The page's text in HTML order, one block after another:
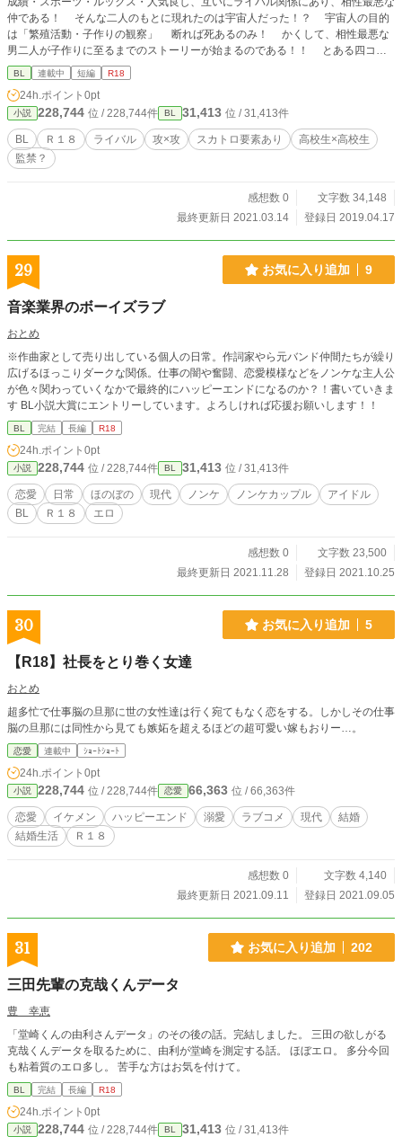
仲である！ そんな二人のもとに現れたのは宇宙人だった！？ 宇宙人の目的
は「繁殖活動・子作りの観察」 断れば死あるのみ！ かくして、相性最悪な
男二人が子作りに至るまでのストーリーが始まるのである！！ とある四コマ
漫画であったネタを小説にしたくなりました。 ＣＶのイメージですが 桜大
地：高橋広● 香納英人：石●彰 ナレーション：かぐ●様の人 この作品は筆者
好みのおかずにしあげており、変態性と勢いが高めです。 20.07.27 申し訳な
い、超久々に新作投稿しました。 20.07.28 午前10時頃にエロいの投稿します。
21.03.15 タイトル変更しました。 0:00ちょうどに新作を投稿します。 男
の子が女の子の下着になってしまう展開をBLにもってきたらどうなるかやりた
くなりました。 スカ要素こみなので注意です。 そして、いつ頃二人には子
5 もはや、読者に愛想をつかされているだろう時期に更新。わんこの挿絵をつ
けただけです。 最近お絵描きにはまっているので、もしかしたらこの作品あ
BL 連載中 短編 R18
24h.ポイント 0pt
小説 228,744 位 / 228,744件 BL 31,413 位 / 31,413件
BL Ｒ１８ ライバル 攻×攻 スカトロ要素あり
高校生×高校生
監禁？
感想数 0
文字数 34,148
最終更新日 2021.03.14
登録日 2019.04.17
29 お気に入り追加 9
音楽業界のボーイズラブ
おとめ
※作曲家として売り出している個人の日常。作詞家やら元バンド仲間たちが繰り
広げるほっこりダークな関係。仕事の闇や奮闘、恋愛模様などをノンケな主人公
が色々関わっていくなかで最終的にハッピーエンドになるのか？！書いていきま
す BL小説大賞にエントリーしています。よろしければ応援お願いします！！
BL 完結 長編 R18
24h.ポイント 0pt
小説 228,744 位 / 228,744件 BL 31,413 位 / 31,413件
恋愛 日常 ほのぼの 現代 ノンケ ノンケカップル
アイドル
BL
Ｒ１８ エロ
感想数 0
文字数 23,500
最終更新日 2021.11.28
登録日 2021.10.25
30 お気に入り追加 5
【R18】社長をとり巻く女達
おとめ
超多忙で仕事脳の旦那に世の女性達は行く宛てもなく恋をする。しかしその仕事
脳の旦那には同性から見ても嫉妬を超えるほどの超可愛い嫁もおりー…。
恋愛 連載中 ｼｮｰﾄｼｮｰﾄ
24h.ポイント 0pt
小説 228,744 位 / 228,744件 恋愛 66,363 位 / 66,363件
恋愛 イケメン ハッピーエンド 溺愛 ラブコメ 現代
結婚
結婚生活
Ｒ１８
感想数 0
文字数 4,140
最終更新日 2021.09.11
登録日 2021.09.05
31 お気に入り追加 202
三田先輩の克哉くんデータ
豊 幸恵
「堂崎くんの由利さんデータ」のその後の話。完結しました。 三田の欲しがる
克哉くんデータを取るために、由利が堂崎を測定する話。 ほぼエロ。 多分今回
も粘着質のエロ多し。 苦手な方はお気を付けて。
BL 完結 長編 R18
24h.ポイント 0pt
小説 228,744 位 / 228,744件 BL 31,413 位 / 31,413件